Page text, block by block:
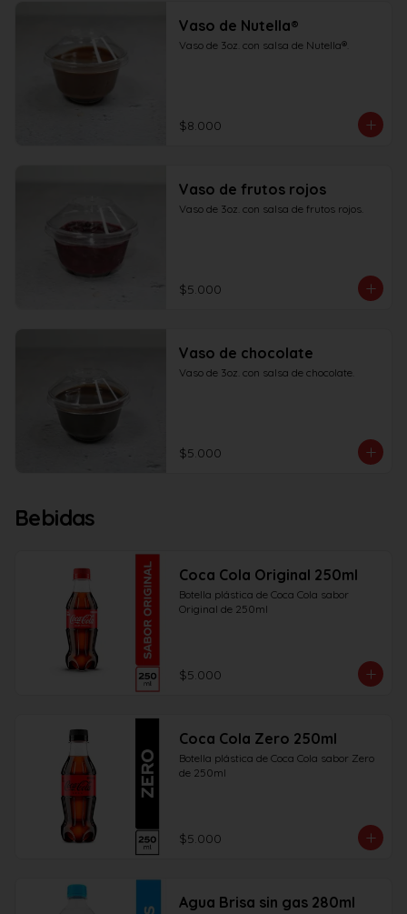
Vaso de Nutella®
Vaso de 3oz. con salsa de Nutella®.
$8.000
Vaso de frutos rojos
Vaso de 3oz. con salsa de frutos rojos.
$5.000
Vaso de chocolate
Vaso de 3oz. con salsa de chocolate.
$5.000
Bebidas
Coca Cola Original 250ml
Botella plástica de Coca Cola sabor
Original de 250ml
$5.000
Coca Cola Zero 250ml
Botella plástica de Coca Cola sabor Zero
de 250ml
$5.000
Agua Brisa sin gas 280ml